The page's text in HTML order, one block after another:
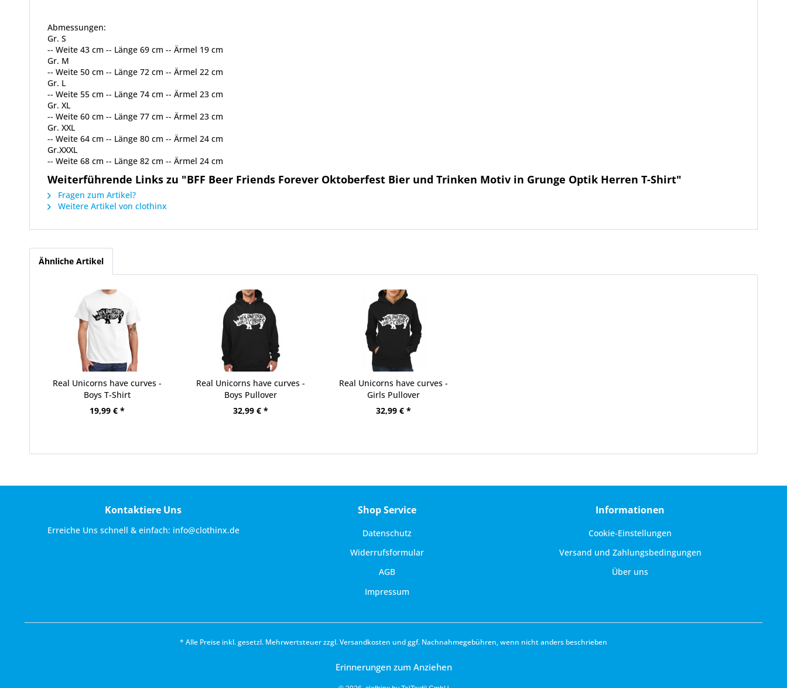
Abmessungen:
Gr. S
-- Weite 43 cm -- Länge 69 cm -- Ärmel 19 cm
Gr. M
-- Weite 50 cm -- Länge 72 cm -- Ärmel 22 cm
Gr. L
-- Weite 55 cm -- Länge 74 cm -- Ärmel 23 cm
Gr. XL
-- Weite 60 cm -- Länge 77 cm -- Ärmel 23 cm
Gr. XXL
-- Weite 64 cm -- Länge 80 cm -- Ärmel 24 cm
Gr.XXXL
-- Weite 68 cm -- Länge 82 cm -- Ärmel 24 cm
Weiterführende Links zu "BFF Beer Friends Forever Oktoberfest Bier und Trinken Motiv in Grunge Optik Herren T-Shirt"
Fragen zum Artikel?
Weitere Artikel von clothinx
Ähnliche Artikel
Real Unicorns have curves -
Boys T-Shirt
19,99 € *
Real Unicorns have curves -
Boys Pullover
32,99 € *
Real Unicorns have curves -
Girls Pullover
32,99 € *
Kontaktiere Uns
Erreiche Uns schnell & einfach: info@clothinx.de
Shop Service
Datenschutz
Widerrufsformular
AGB
Impressum
Informationen
Cookie-Einstellungen
Versand und Zahlungsbedingungen
Über uns
* Alle Preise inkl. gesetzl. Mehrwertsteuer zzgl.Versandkosten und ggf. Nachnahmegebühren, wenn nicht anders beschrieben
Erinnerungen zum Anziehen